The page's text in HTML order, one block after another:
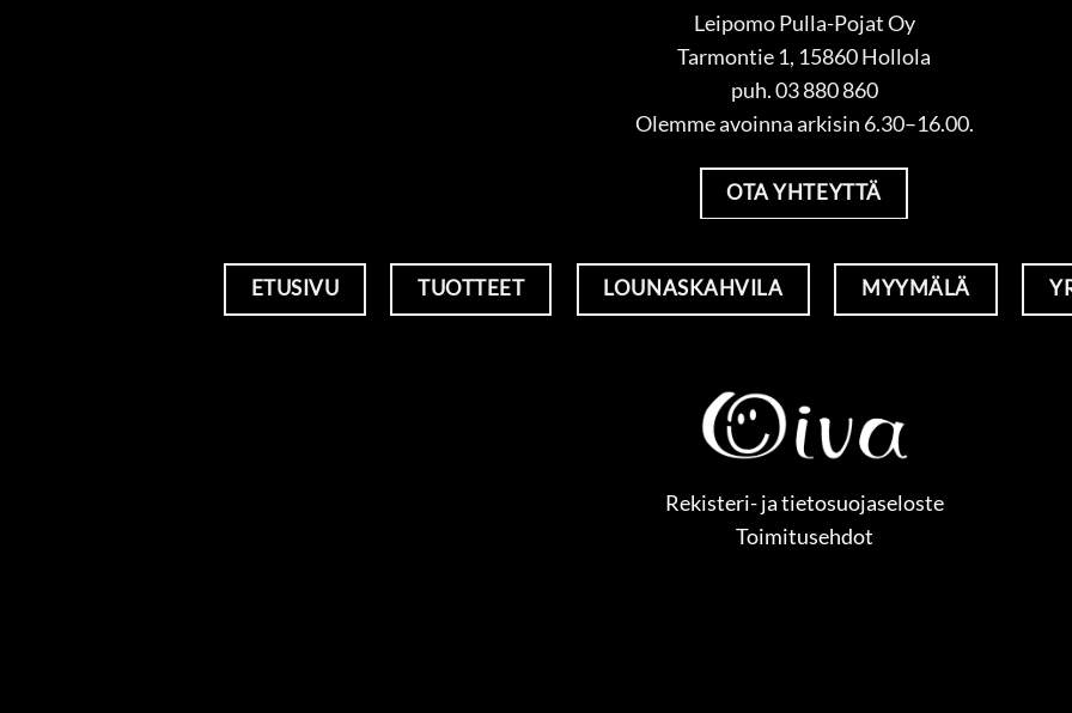
Leipomo Pulla-Pojat Oy
Tarmontie 1, 15860 Hollola
puh. 03 880 860
Olemme avoinna arkisin 6.30–16.00.
OTA YHTEYTTÄ
ETUSIVU TUOTTEET LOUNASKAHVILA MYYMÄLÄ
Rekisteri- ja tietosuojaseloste
Toimitusehdot